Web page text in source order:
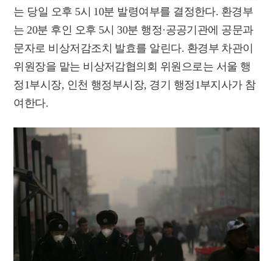
는 당일 오후 5시 10분 발령여부를 결정한다. 환경부
는 20분 후인 오후 5시 30분 행정·공공기관에 공문과
문자로 비상저감조치 발효를 알린다. 환경부 차관이
위원장을 맡는 비상저감협의회 위원으로는 서울 행
정1부시장, 인천 행정부시장, 경기 행정1부지사가 참
여한다.